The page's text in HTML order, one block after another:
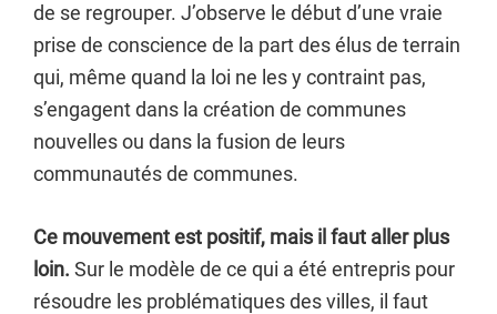
de se regrouper. J’observe le début d’une vraie
prise de conscience de la part des élus de terrain
qui, même quand la loi ne les y contraint pas,
s’engagent dans la création de communes
nouvelles ou dans la fusion de leurs
communautés de communes.
Ce mouvement est positif, mais il faut aller plus
loin. Sur le modèle de ce qui a été entrepris pour
résoudre les problématiques des villes, il faut